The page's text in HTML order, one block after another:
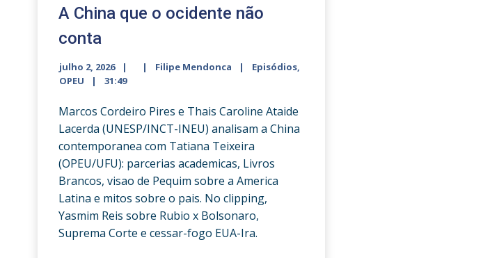
A China que o ocidente não
conta
julho 2, 2026 Filipe Mendonca Episódios,
OPEU
31:49
Marcos Cordeiro Pires e Thais Caroline Ataide
Lacerda (UNESP/INCT-INEU) analisam a China
contemporanea com Tatiana Teixeira
(OPEU/UFU): parcerias academicas, Livros
Brancos, visao de Pequim sobre a America
Latina e mitos sobre o pais. No clipping,
Yasmim Reis sobre Rubio x Bolsonaro,
Suprema Corte e cessar-fogo EUA-Ira.